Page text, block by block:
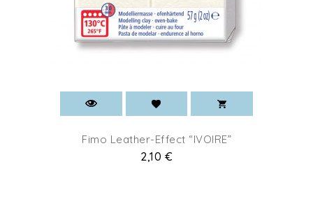
Fimo Leather-Effect “IVOIRE”
Prix
2,10 €